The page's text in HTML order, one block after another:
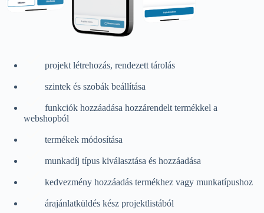
projekt létrehozás, rendezett tárolás
szintek és szobák beállítása
funkciók hozzáadása hozzárendelt termékkel a
webshopból
termékek módosítása
munkadíj típus kiválasztása és hozzáadása
kedvezmény hozzáadás termékhez vagy munkatípushoz
árajánlatküldés kész projektlistából